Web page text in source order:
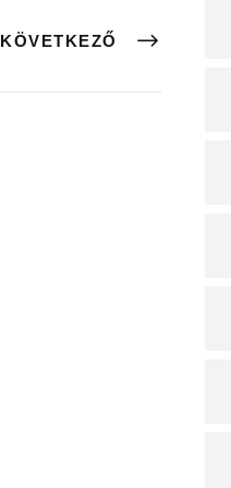
KÖVETKEZŐ